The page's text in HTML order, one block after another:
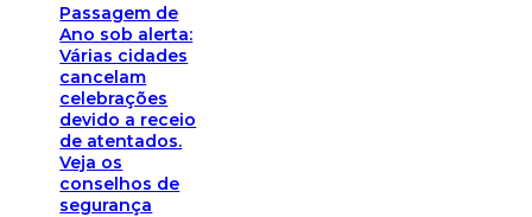
Passagem de
Ano sob alerta:
Várias cidades
cancelam
celebrações
devido a receio
de atentados.
Veja os
conselhos de
segurança